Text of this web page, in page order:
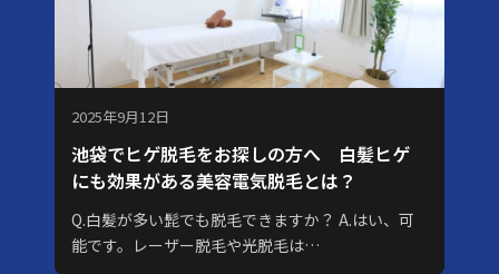
2025年9月12日
池袋でヒゲ脱毛をお探しの方へ 白髪ヒゲ
にも効果がある美容電気脱毛とは？
Q.白髪が多い髭でも脱毛できますか？ A.はい、可
能です。レーザー脱毛や光脱毛は…